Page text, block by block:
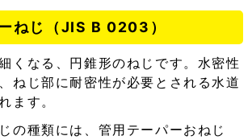
ねじ（JIS B 0203）
くなる、円錐形のねじです。水密性
ねじ部に耐密性が必要とされる水道
ます。
の種類には、管用テーパーおねじ